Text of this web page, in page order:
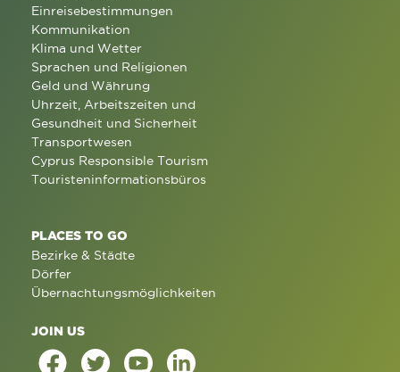
Einreisebestimmungen
Kommunikation
Klima und Wetter
Sprachen und Religionen
Geld und Währung
Uhrzeit, Arbeitszeiten und
Gesundheit und Sicherheit
Transportwesen
Cyprus Responsible Tourism
Touristeninformationsbüros
PLACES TO GO
Bezirke & Städte
Dörfer
Übernachtungsmöglichkeiten
JOIN US